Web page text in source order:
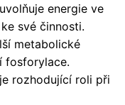
energie ve
své činnosti.
metabolické
fosforylace.
rozhodující roli při